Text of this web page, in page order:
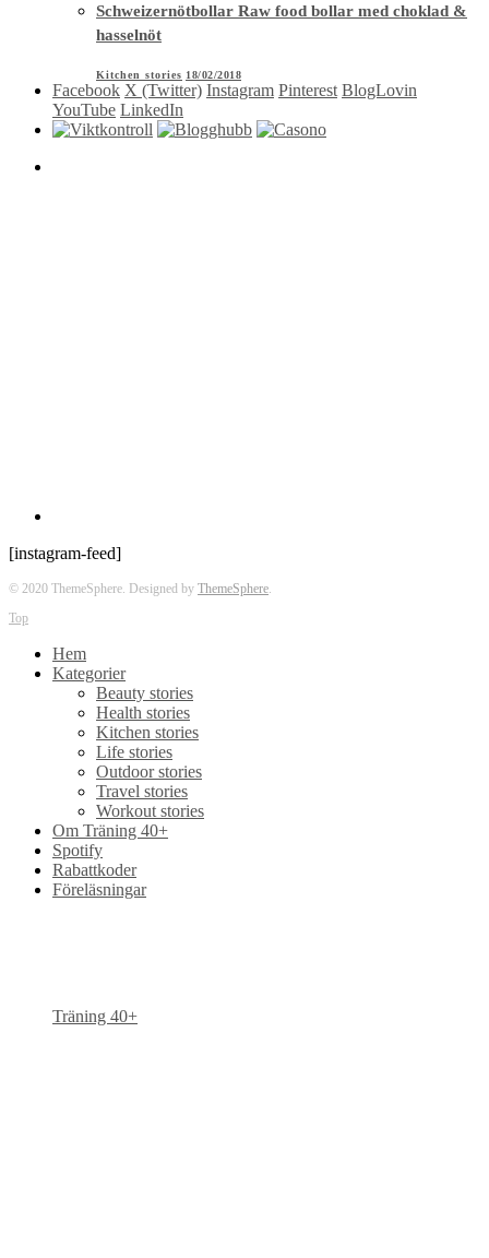
Schweizernötbollar Raw food bollar med choklad &
hasselnöt
Kitchen stories 18/02/2018
Facebook X (Twitter) Instagram Pinterest BlogLovin
YouTube LinkedIn
[instagram-feed]
© 2020 ThemeSphere. Designed by ThemeSphere
Top
Hem
Kategorier
Beauty stories
Health stories
Kitchen stories
Life stories
Outdoor stories
Travel stories
Workout stories
Om Träning 40+
Spotify
Rabattkoder
Föreläsningar
Träning 40+